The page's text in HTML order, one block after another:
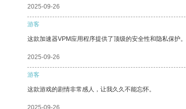
2025-09-26
游客
这款加速器VPM应用程序提供了顶级的安全性和隐私保护。
2025-09-26
游客
这款游戏的剧情非常感人，让我久久不能忘怀。
2025-09-26